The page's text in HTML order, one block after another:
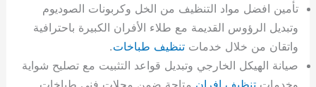
تأمين افضل مواد التنظيف من الخل وكربونات الصوديوم
وتبديل الرؤوس القديمة مع طلاء الأفران الكبيرة باحترافية
واتقان من خلال خدماتتنظيف طباخات.
صيانة الهيكل الخارجي وتبديل قواعد التثبيت مع تصليح شواية
وخدماتتنظيف افران متاحة ضمن محلات فني طباخات